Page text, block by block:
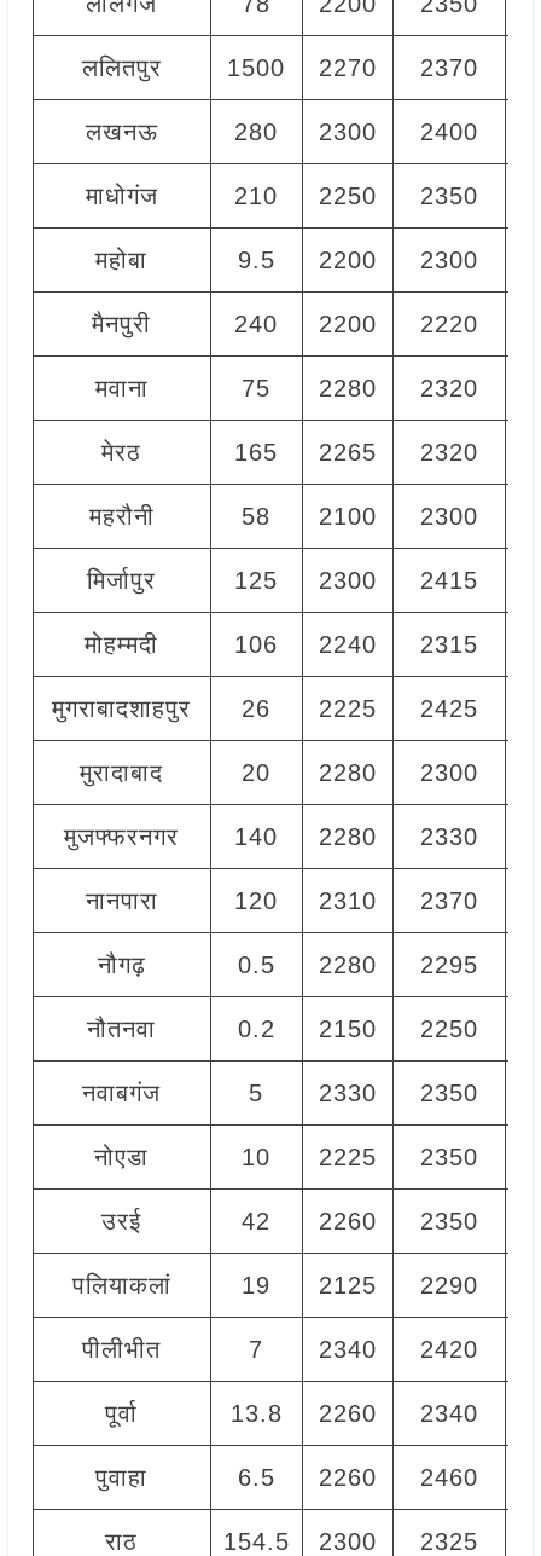
ललितपुर 1500 2270 2370
लखनऊ 280 2300 2400
माधोगंज 210 2250 2350
महोबा 9.5 2200 2300
मैनपुरी 240 2200 2220
मवाना 75 2280 2320
मेरठ 165 2265 2320
महरौनी 58 2100 2300
मिर्जापुर 125 2300 2415
मोहम्मदी 106 2240 2315
मुगराबादशाहपुर 26 2225 2425
मुरादाबाद 20 2280 2300
मुजफ्फरनगर 140 2280 2330
नानपारा 120 2310 2370
नौगढ़ 0.5 2280 2295
नौतनवा 0.2 2150 2250
नवाबगंज 5 2330 2350
नोएडा 10 2225 2350
उरई 42 2260 2350
पलियाकलां 19 2125 2290
पीलीभीत 7 2340 2420
पूर्वा 13.8 2260 2340
पुवाहा 6.5 2260 2460
राठ 154.5 2300 2325